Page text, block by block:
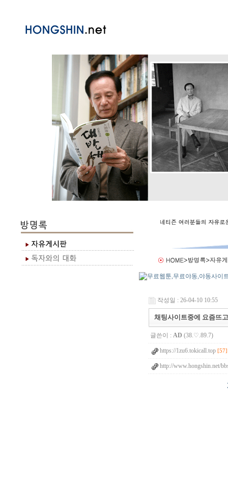
작성일 : 26-04-10 10:55
채팅사이트중에 요즘뜨
글쓴이 : AD (38.♡.89.7)
https://1zu6.tokicall.top [57]
http://www.hongshin.net/